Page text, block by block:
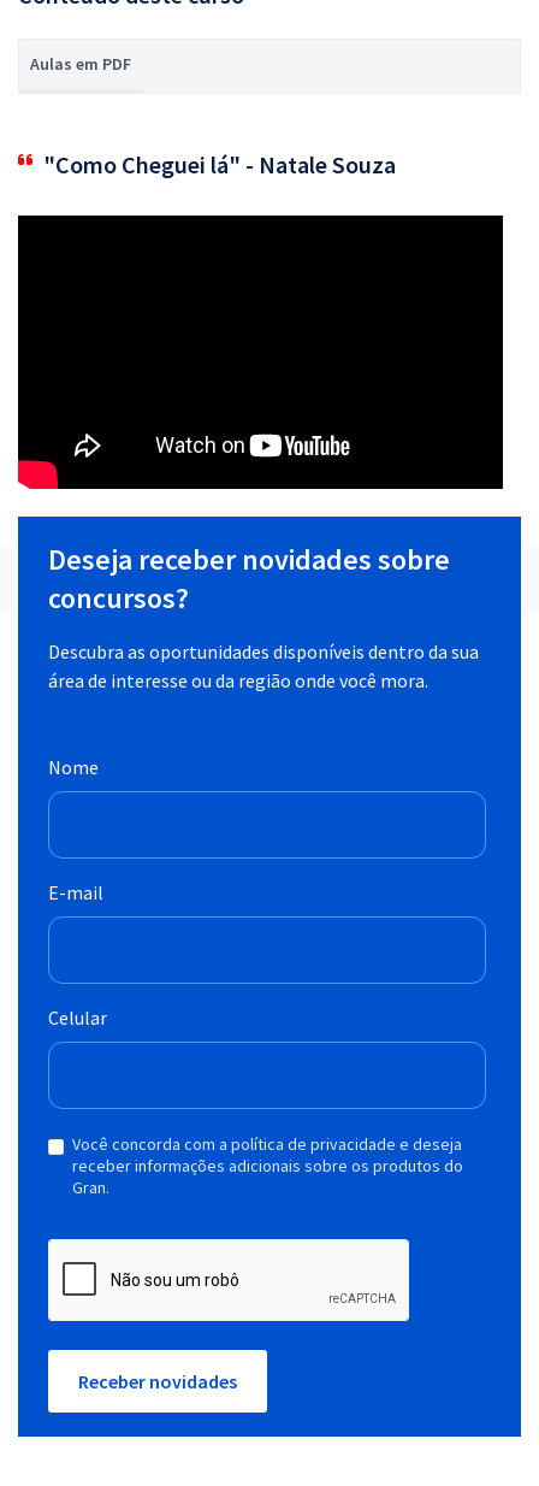
Aulas em PDF
"Como Cheguei lá" - Natale Souza
Deseja receber novidades sobre
concursos?
Descubra as oportunidades disponíveis dentro da sua
área de interesse ou da região onde você mora.
Nome
E-mail
Celular
Você concorda com a política de privacidade e deseja
receber informações adicionais sobre os produtos do
Gran.
Receber novidades